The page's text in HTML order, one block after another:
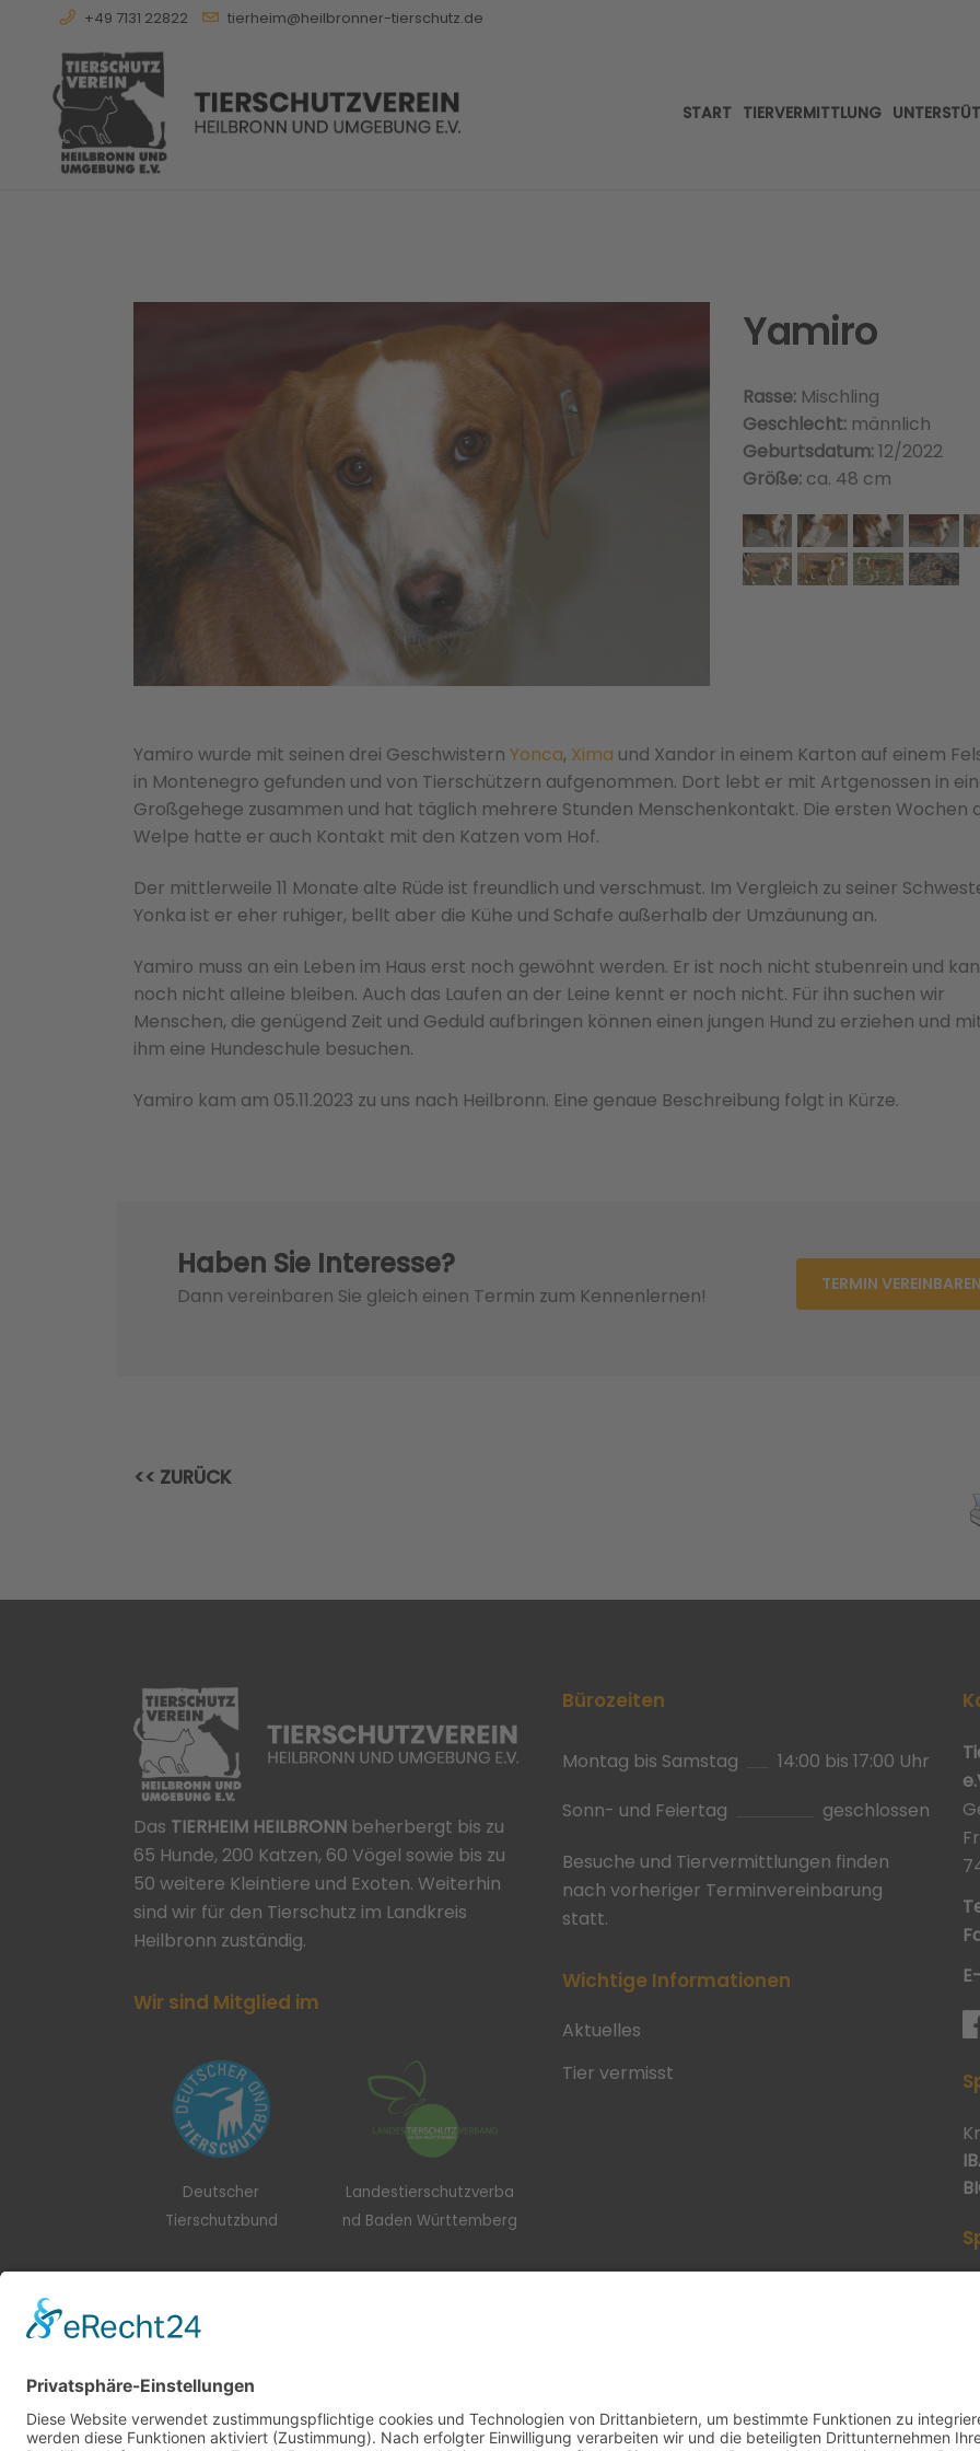
+49 7131 22822 tierheim@heilbronner-tierschutz.de
START TIERVERMITTLUNG
Yamiro
Rasse:Mischling
Geschlecht: männlich
Geburtsdatum:12/2022
Größe:ca. 48 cm
Yamiro wurde mit seinen drei Geschwistern Yonca, Xima und Xandor in einem Karton auf einem
in Montenegro gefunden und von Tierschützern aufgenommen. Dort lebt er mit Artgenossen in
Großgehege zusammen und hat täglich mehrere Stunden Menschenkontakt. Die ersten Wochen
Welpe hatte er auch Kontakt mit den Katzen vom Hof.
Der mittlerweile 11 Monate alte Rüde ist freundlich und verschmust. Im Vergleich zu seiner
Yonka ist er eher ruhiger, bellt aber die Kühe und Schafe außerhalb der Umzäunung an.
Yamiro muss an ein Leben im Haus erst noch gewöhnt werden. Er ist noch nicht stubenrein und
noch nicht alleine bleiben. Auch das Laufen an der Leine kennt er noch nicht. Für ihn suchen wir
Menschen, die genügend Zeit und Geduld aufbringen können einen jungen Hund zu erziehen und
ihm eine Hundeschule besuchen.
Yamiro kam am 05.11.2023 zu uns nach Heilbronn. Eine genaue Beschreibung folgt in Kürze.
Haben Sie Interesse?
Dann vereinbaren Sie gleich einen Termin zum Kennenlernen! TERMIN
<< ZURÜCK
Das TIERHEIM HEILBRONN beherbergt bis zu
65 Hunde, 200 Katzen, 60 Vögel sowie bis zu
50 weitere Kleintiere und Exoten. Weiterhin
sind wir für den Tierschutz im Landkreis
Heilbronn zuständig.
Wir sind Mitglied im
Deutscher
Tierschutzbund
Landestierschutzverba
nd Baden Württemberg
Bürozeiten
Montag bis Samstag
14:00 bis 17:00 Uhr
Sonn- und Feiertag
geschlossen
Besuche und Tiervermittlungen finden
nach vorheriger Terminvereinbarung
statt.
Wichtige Informationen
Aktuelles
Tier vermisst